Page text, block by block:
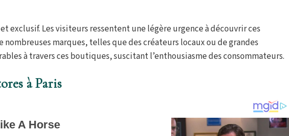
exclusif. Les visiteurs ressentent une légère urgence à découvrir ces
marques, telles que des créateurs locaux ou de grandes
à travers ces boutiques, suscitant l’enthousiasme des consommateurs.
à Paris